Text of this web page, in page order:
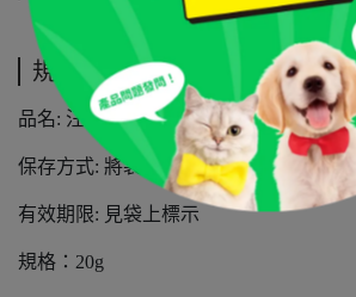
規格說明
品名: 汪喵星球 機能保健丁
保存方式: 將袋子密封後放置陰涼乾燥
有效期限: 見袋上標示
規格：20g